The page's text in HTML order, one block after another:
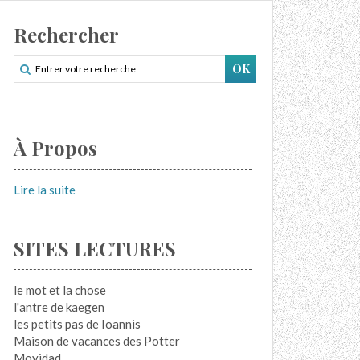
Rechercher
À Propos
Lire la suite
SITES LECTURES
le mot et la chose
l'antre de kaegen
les petits pas de Ioannis
Maison de vacances des Potter